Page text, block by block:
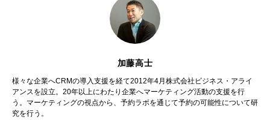
加藤高士
様々な企業へCRMの導入支援を経て2012年4月株式会社ビジネス・アライ
アンスを設立。20年以上にわたり企業へマーケティング活動の支援を行
う。マーケティングの視点から、予約ラボを通じて予約の可能性について研
究を行う。